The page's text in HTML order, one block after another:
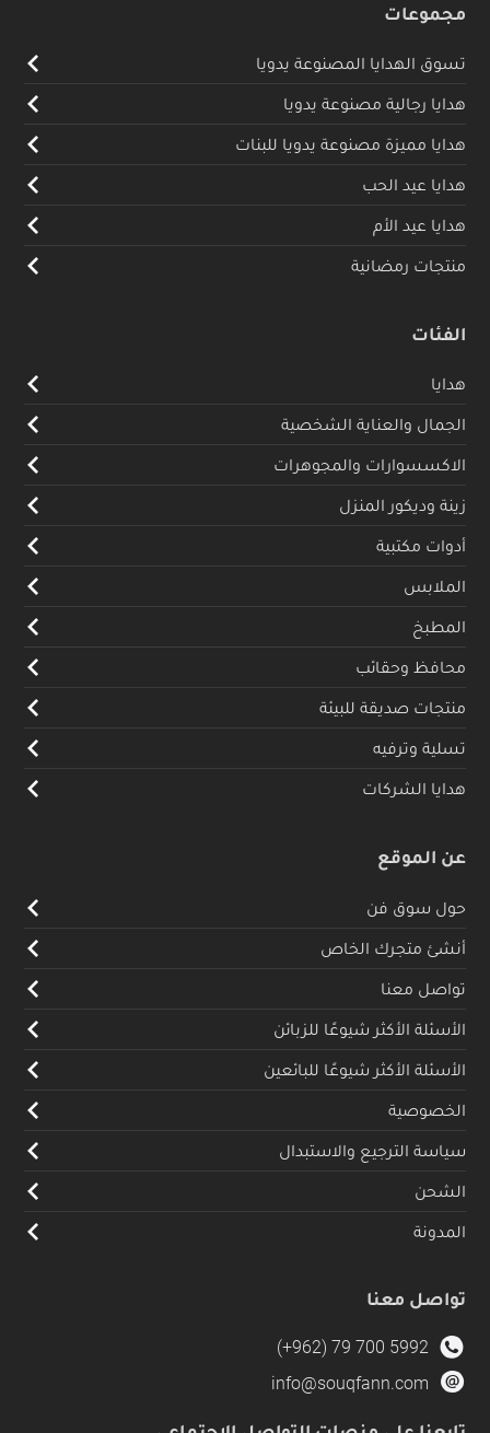
مجموعات
تسوق الهدايا المصنوعة يدويا
هدايا رجالية مصنوعة يدويا
هدايا مميزة مصنوعة يدويا للبنات
هدايا عيد الحب
هدايا عيد الأم
منتجات رمضانية
الفئات
هدايا
الجمال والعناية الشخصية
الاكسسوارات والمجوهرات
زينة وديكور المنزل
أدوات مكتبية
الملابس
المطبخ
محافظ وحقائب
منتجات صديقة للبيئة
تسلية وترفيه
هدايا الشركات
عن الموقع
حول سوق فن
أنشئ متجرك الخاص
تواصل معنا
الأسئلة الأكثر شيوعًا للزبائن
الأسئلة الأكثر شيوعًا للبائعين
الخصوصية
سياسة الترجيع والاستبدال
الشحن
المدونة
تواصل معنا
(+962) 79 700 5992
info@souqfann.com